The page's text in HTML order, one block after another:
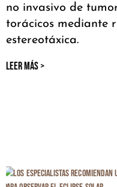
no invasivo de
torácicos mediante
estereotáxica.
LEER MÁS >